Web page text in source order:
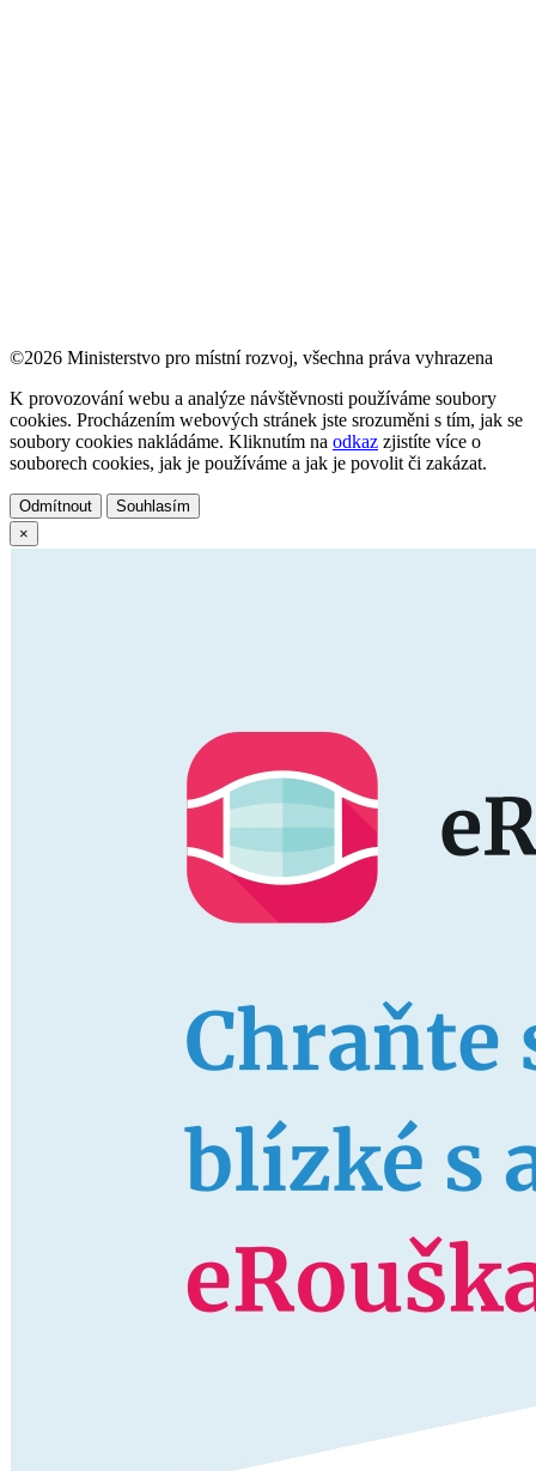
©2026 Ministerstvo pro místní rozvoj, všechna práva vyhrazena
K provozování webu a analýze návštěvnosti používáme soubory
cookies. Procházením webových stránek jste srozuměni s tím, jak se
soubory cookies nakládáme. Kliknutím na odkaz zjistíte více o
souborech cookies, jak je používáme a jak je povolit či zakázat.
Odmítnout
Souhlasím
×